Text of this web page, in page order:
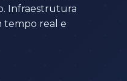
Infraestrutura
tempo real e